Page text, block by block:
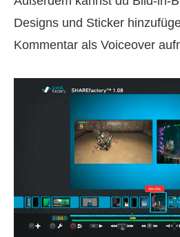
Designs und Sticker
Kommentar als Voiceover